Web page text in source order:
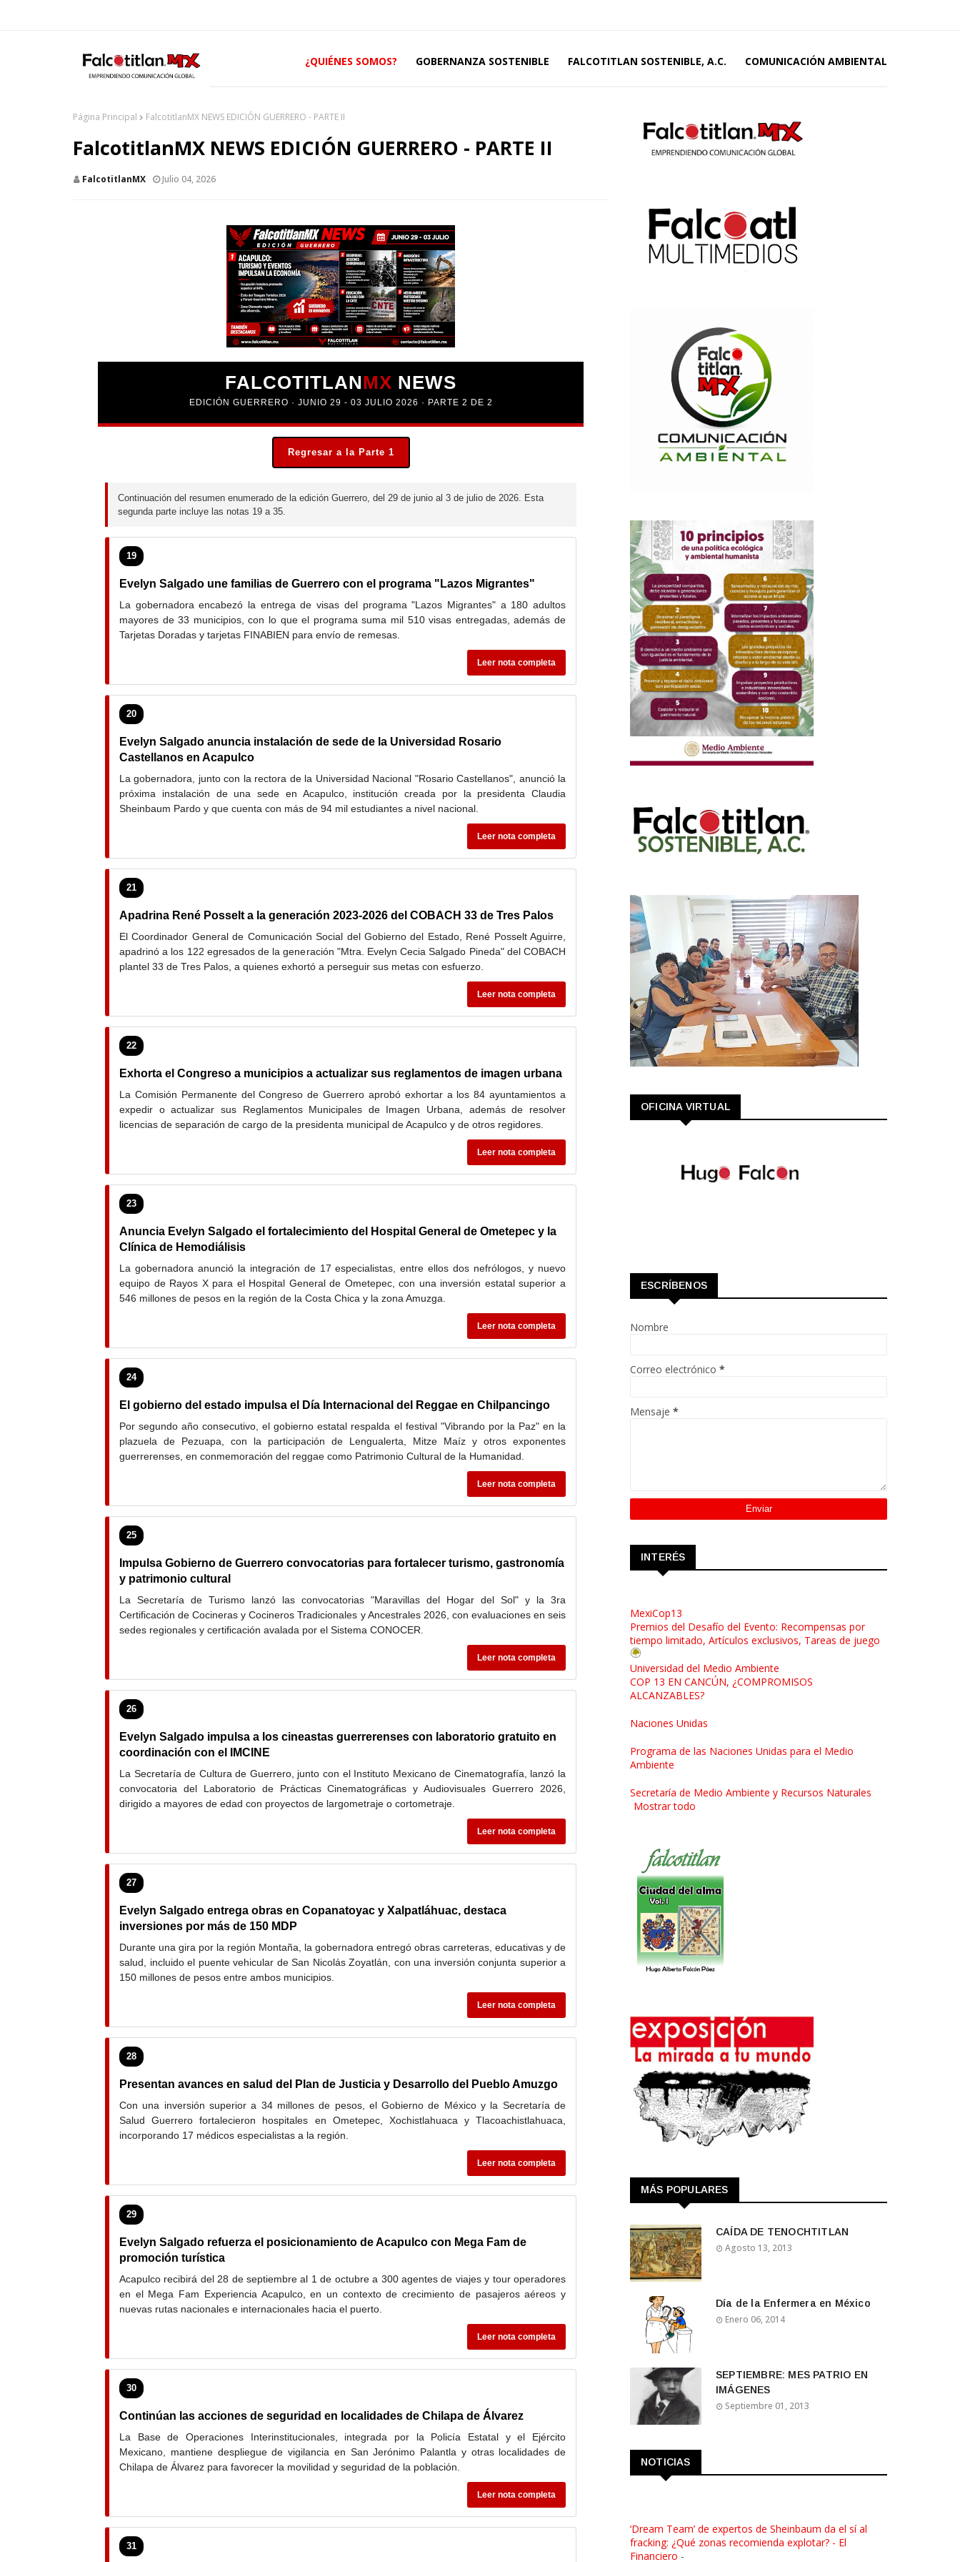
¿QUIÉNES SOMOS? GOBERNANZA SOSTENIBLE FALCOTITLAN SOSTENIBLE, A.C. COMUNICACIÓN AMBIENTAL
Página Principal FalcotitlanMX NEWS EDICIÓN GUERRERO - PARTE II
FalcotitlanMX NEWS EDICIÓN GUERRERO - PARTE II
FalcotitlanMX Julio 04, 2026
FALCOTITLANMX NEWS
EDICIÓN GUERRERO · JUNIO 29 - 03 JULIO 2026 · PARTE 2 DE 2
Regresar a la Parte 1
Continuación del resumen enumerado de la edición Guerrero, del 29 de junio al 3 de julio de 2026. Esta
segunda parte incluye las notas 19 a 35.
19
Evelyn Salgado une familias de Guerrero con el programa "Lazos Migrantes"
La gobernadora encabezó la entrega de visas del programa "Lazos Migrantes" a 180 adultos
mayores de 33 municipios, con lo que el programa suma mil 510 visas entregadas, además de
Tarjetas Doradas y tarjetas FINABIEN para envío de remesas.
Leer nota completa
20
Evelyn Salgado anuncia instalación de sede de la Universidad Rosario
Castellanos en Acapulco
La gobernadora, junto con la rectora de la Universidad Nacional "Rosario Castellanos", anunció la
próxima instalación de una sede en Acapulco, institución creada por la presidenta Claudia
Sheinbaum Pardo y que cuenta con más de 94 mil estudiantes a nivel nacional.
Leer nota completa
21
Apadrina René Posselt a la generación 2023-2026 del COBACH 33 de Tres Palos
El Coordinador General de Comunicación Social del Gobierno del Estado, René Posselt Aguirre,
apadrinó a los 122 egresados de la generación "Mtra. Evelyn Cecia Salgado Pineda" del COBACH
plantel 33 de Tres Palos, a quienes exhortó a perseguir sus metas con esfuerzo.
Leer nota completa
22
Exhorta el Congreso a municipios a actualizar sus reglamentos de imagen urbana
La Comisión Permanente del Congreso de Guerrero aprobó exhortar a los 84 ayuntamientos a
expedir o actualizar sus Reglamentos Municipales de Imagen Urbana, además de resolver
licencias de separación de cargo de la presidenta municipal de Acapulco y de otros regidores.
Leer nota completa
23
Anuncia Evelyn Salgado el fortalecimiento del Hospital General de Ometepec y la
Clínica de Hemodiálisis
La gobernadora anunció la integración de 17 especialistas, entre ellos dos nefrólogos, y nuevo
equipo de Rayos X para el Hospital General de Ometepec, con una inversión estatal superior a
546 millones de pesos en la región de la Costa Chica y la zona Amuzga.
Leer nota completa
24
El gobierno del estado impulsa el Día Internacional del Reggae en Chilpancingo
Por segundo año consecutivo, el gobierno estatal respalda el festival "Vibrando por la Paz" en la
plazuela de Pezuapa, con la participación de Lengualerta, Mitze Maíz y otros exponentes
guerrerenses, en conmemoración del reggae como Patrimonio Cultural de la Humanidad.
Leer nota completa
25
Impulsa Gobierno de Guerrero convocatorias para fortalecer turismo, gastronomía
y patrimonio cultural
La Secretaría de Turismo lanzó las convocatorias "Maravillas del Hogar del Sol" y la 3ra
Certificación de Cocineras y Cocineros Tradicionales y Ancestrales 2026, con evaluaciones en seis
sedes regionales y certificación avalada por el Sistema CONOCER.
Leer nota completa
26
Evelyn Salgado impulsa a los cineastas guerrerenses con laboratorio gratuito en
coordinación con el IMCINE
La Secretaría de Cultura de Guerrero, junto con el Instituto Mexicano de Cinematografía, lanzó la
convocatoria del Laboratorio de Prácticas Cinematográficas y Audiovisuales Guerrero 2026,
dirigido a mayores de edad con proyectos de largometraje o cortometraje.
Leer nota completa
27
Evelyn Salgado entrega obras en Copanatoyac y Xalpatláhuac, destaca
inversiones por más de 150 MDP
Durante una gira por la región Montaña, la gobernadora entregó obras carreteras, educativas y de
salud, incluido el puente vehicular de San Nicolás Zoyatlán, con una inversión conjunta superior a
150 millones de pesos entre ambos municipios.
Leer nota completa
28
Presentan avances en salud del Plan de Justicia y Desarrollo del Pueblo Amuzgo
Con una inversión superior a 34 millones de pesos, el Gobierno de México y la Secretaría de
Salud Guerrero fortalecieron hospitales en Ometepec, Xochistlahuaca y Tlacoachistlahuaca,
incorporando 17 médicos especialistas a la región.
Leer nota completa
29
Evelyn Salgado refuerza el posicionamiento de Acapulco con Mega Fam de
promoción turística
Acapulco recibirá del 28 de septiembre al 1 de octubre a 300 agentes de viajes y tour operadores
en el Mega Fam Experiencia Acapulco, en un contexto de crecimiento de pasajeros aéreos y
nuevas rutas nacionales e internacionales hacia el puerto.
Leer nota completa
30
Continúan las acciones de seguridad en localidades de Chilapa de Álvarez
La Base de Operaciones Interinstitucionales, integrada por la Policía Estatal y el Ejército
Mexicano, mantiene despliegue de vigilancia en San Jerónimo Palantla y otras localidades de
Chilapa de Álvarez para favorecer la movilidad y seguridad de la población.
Leer nota completa
31
OFICINA VIRTUAL
ESCRÍBENOS
Nombre
Correo electrónico *
Mensaje *
INTERÉS
MexiCop13
Premios del Desafío del Evento: Recompensas por
tiempo limitado, Artículos exclusivos, Tareas de juego
Universidad del Medio Ambiente
COP 13 EN CANCÚN, ¿COMPROMISOS
ALCANZABLES?
Naciones Unidas
Programa de las Naciones Unidas para el Medio
Ambiente
Secretaría de Medio Ambiente y Recursos Naturales
Mostrar todo
MÁS POPULARES
CAÍDA DE TENOCHTITLAN
Agosto 13, 2013
Día de la Enfermera en México
Enero 06, 2014
SEPTIEMBRE: MES PATRIO EN
IMÁGENES
Septiembre 01, 2013
NOTICIAS
‘Dream Team’ de expertos de Sheinbaum da el sí al
fracking: ¿Qué zonas recomienda explotar? - El
Financiero -